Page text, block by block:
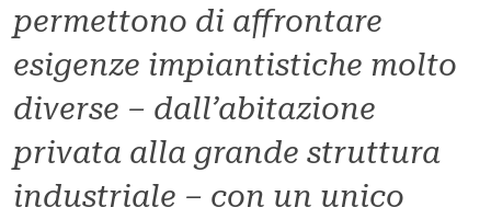
permettono di affrontare
esigenze impiantistiche molto
diverse – dall’abitazione
privata alla grande struttura
industriale – con un unico